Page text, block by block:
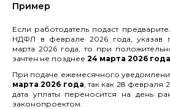
Пример
Если работодатель подаст
НДФЛ в феврале 2026 года, указав
марта 2026 года, то при
зачтен не позднее 24 марта 2026 года
При подаче ежемесячного
марта 2026 года, так как 28 февраля
дата уплаты переносится на день
законопроектом.